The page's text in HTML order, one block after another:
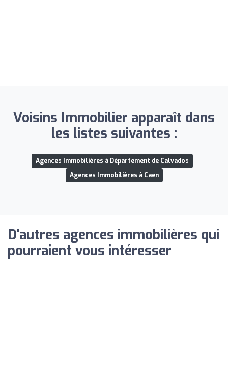
Voisins Immobilier apparaît dans
les listes suivantes :
Agences Immobilières à Département de Calvados
Agences Immobilières à Caen
D'autres agences immobilières qui
pourraient vous intéresser